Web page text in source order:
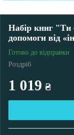
Набір книг
допомоги від
Готово до відправки
Роздріб
1 019 ₴